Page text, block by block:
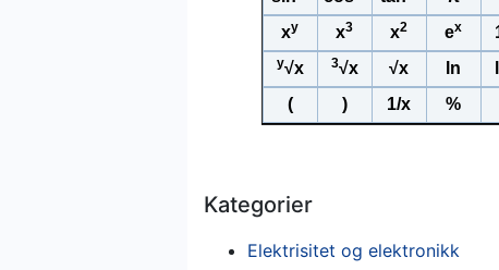
xy x3 x2 ex
y√x 3√x √x ln
(
) 1/x %
Kategorier
Elektrisitet og elektronikk